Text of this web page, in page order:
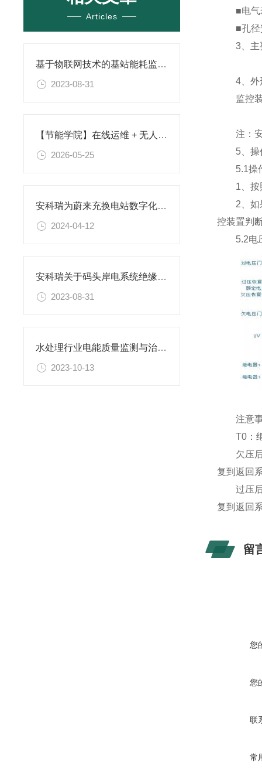
Articles
基于物联网技术的基站能耗监控解决方案
2023-08-31
【节能学院】在线运维 + 无人值守，安科瑞智能防雷，破解防雷运维难题
2026-05-25
安科瑞为蔚来充换电站数字化运维提供解决方案
2024-04-12
安科瑞关于码头岸电系统绝缘监测及故障定位解决方案
2023-08-31
水处理行业电能质量监测与治理系统解决方案
2023-10-13
■电气
■孔径
3、主
4、外
监控装
注：安
5、操
5.1操
1、按照
2、如果
控装置判
5.2电压
注意事
T0：继
欠压后
复到返回
过压后
复到返回
留
您
您
联
常